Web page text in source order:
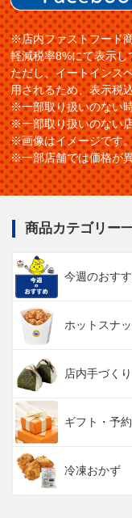
※店内ファストフード
軽減税率8%にて表示し
ただし、イートインス
用されるため、表示税
※一部取り扱いのない
※一部取り扱いのない
※画像はイメージです
※一部店舗では価格が
商品カテゴリー
今週のおす
ホットスナ
店内手づくり
ギフト・予約
冷凍おかず